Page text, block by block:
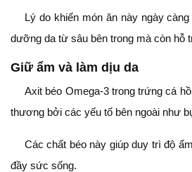
Lý do khiến món ăn này ngày
dưỡng da từ sâu bên trong mà còn hỗ
Giữ ẩm và làm dịu da
Axit béo Omega-3 trong trứng cá
thương bởi các yếu tố bên ngoài như
Các chất béo này giúp duy trì độ
đầy sức sống.